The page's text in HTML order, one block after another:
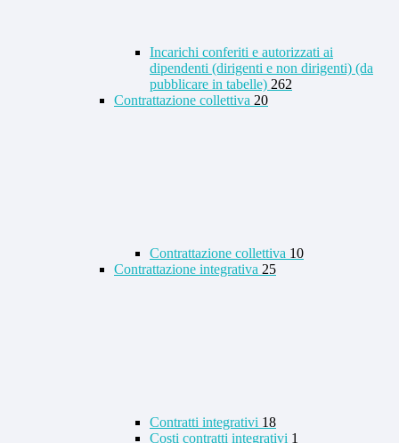
Incarichi conferiti e autorizzati ai
dipendenti (dirigenti e non dirigenti) (da
pubblicare in tabelle) 262
Contrattazione collettiva 20
Contrattazione collettiva 10
Contrattazione integrativa 25
Contratti integrativi 18
Costi contratti integrativi 1